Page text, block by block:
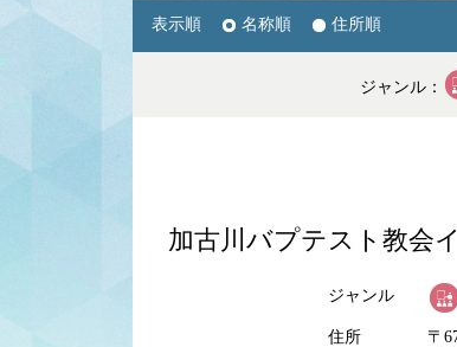
表示順 名称順 住所順
ジャンル：
加古川バプテスト教会
ジャンル
住所
〒